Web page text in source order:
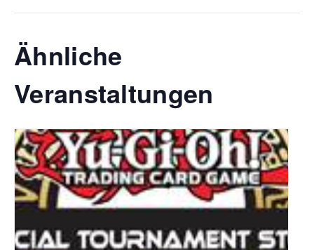
Ähnliche
Veranstaltungen